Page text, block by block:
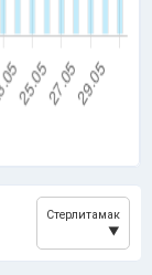
Стерлитамак